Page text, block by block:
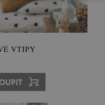
VTIPY